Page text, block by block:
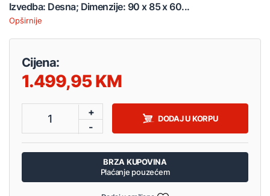
Izvedba: Desna; Dimenzije: 90 x 85 x 60...
Opširnije
Cijena:
1.499,95
1
+
-
DODAJ U KORPU
BRZA KUPOVINA
Plaćanje pouzećem